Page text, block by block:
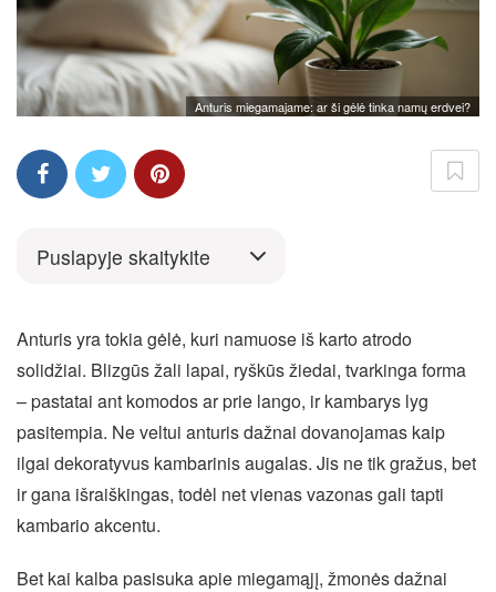
Anturis miegamajame: ar ši gėlė tinka namų erdvei?
Puslapyje skaitykite
Anturis yra tokia gėlė, kuri namuose iš karto atrodo
solidžiai. Blizgūs žali lapai, ryškūs žiedai, tvarkinga forma
– pastatai ant komodos ar prie lango, ir kambarys lyg
pasitempia. Ne veltui anturis dažnai dovanojamas kaip
ilgai dekoratyvus kambarinis augalas. Jis ne tik gražus, bet
ir gana išraiškingas, todėl net vienas vazonas gali tapti
kambario akcentu.
Bet kai kalba pasisuka apie miegamąjį, žmonės dažnai